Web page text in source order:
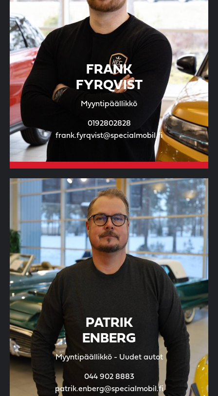
FRANK
FYRQVIST
Myyntipäällikkö
0192802828
frank.fyrqvist@specialmobil.fi
PATRIK
ENBERG
Myyntipäällikkö - Uudet autot
044 902 8883
patrik.enberg@specialmobil.fi